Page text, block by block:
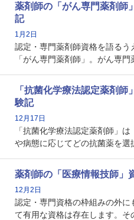
増えているのではないでしょう
な救急認定薬剤師の取得体験記
す。
薬剤師の「がん専門薬剤師
記
1月2日
認定・専門薬剤師資格を語るう
「がん専門薬剤師」。がん専門
関する資格として、2009年に
剤師の専門性を活かして高度化
貢献する姿は、今も病院薬剤師
かれる存在です。
「抗菌化学療法認定薬剤師
験記
12月17日
「抗菌化学療法認定薬剤師」
や病態に応じてどの抗菌薬を選
る薬剤師です。現在、感染防止
基準に専任の薬剤師配置が挙げ
後は感染症領域で薬剤師に、よ
求められる可能性もあります。
薬剤師の「医療情報技師」
12月2日
認定・専門資格の枠組みの外に
て有用な資格は存在します。そ